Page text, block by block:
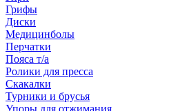
Грифы
Диски
Медицинболы
Перчатки
Пояса т/а
Ролики для пресса
Скакалки
Турники и брусья
Упоры для отжимания